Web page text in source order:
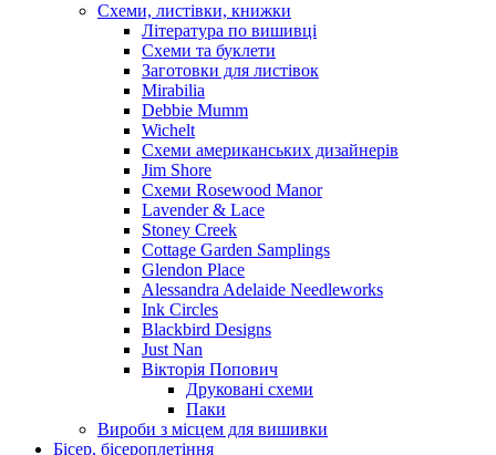
Схеми, листівки, книжки
Література по вишивці
Схеми та буклети
Заготовки для листівок
Mirabilia
Debbie Mumm
Wichelt
Схеми американських дизайнерів
Jim Shore
Cхеми Rosewood Manor
Lavender & Lace
Stoney Creek
Cottage Garden Samplings
Glendon Place
Alessandra Adelaide Needleworks
Ink Circles
Blackbird Designs
Just Nan
Вікторія Попович
Друковані схеми
Паки
Вироби з місцем для вишивки
Бісер, бісероплетіння